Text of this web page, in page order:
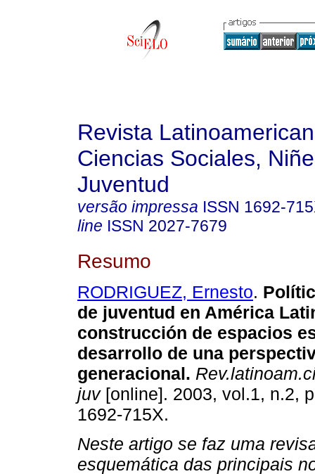
Revista
Ciencias Sociales,
Juventud
versão impressa ISSN 1692-
line ISSN 2027-7679
Resumo
RODRIGUEZ, Ernesto.
de juventud en América
construcción de espacios
desarrollo de una
generacional.
juv[online]. 2003, vol.1, n.2,
1692-715X.
Neste artigo se faz uma
esquemática das principais